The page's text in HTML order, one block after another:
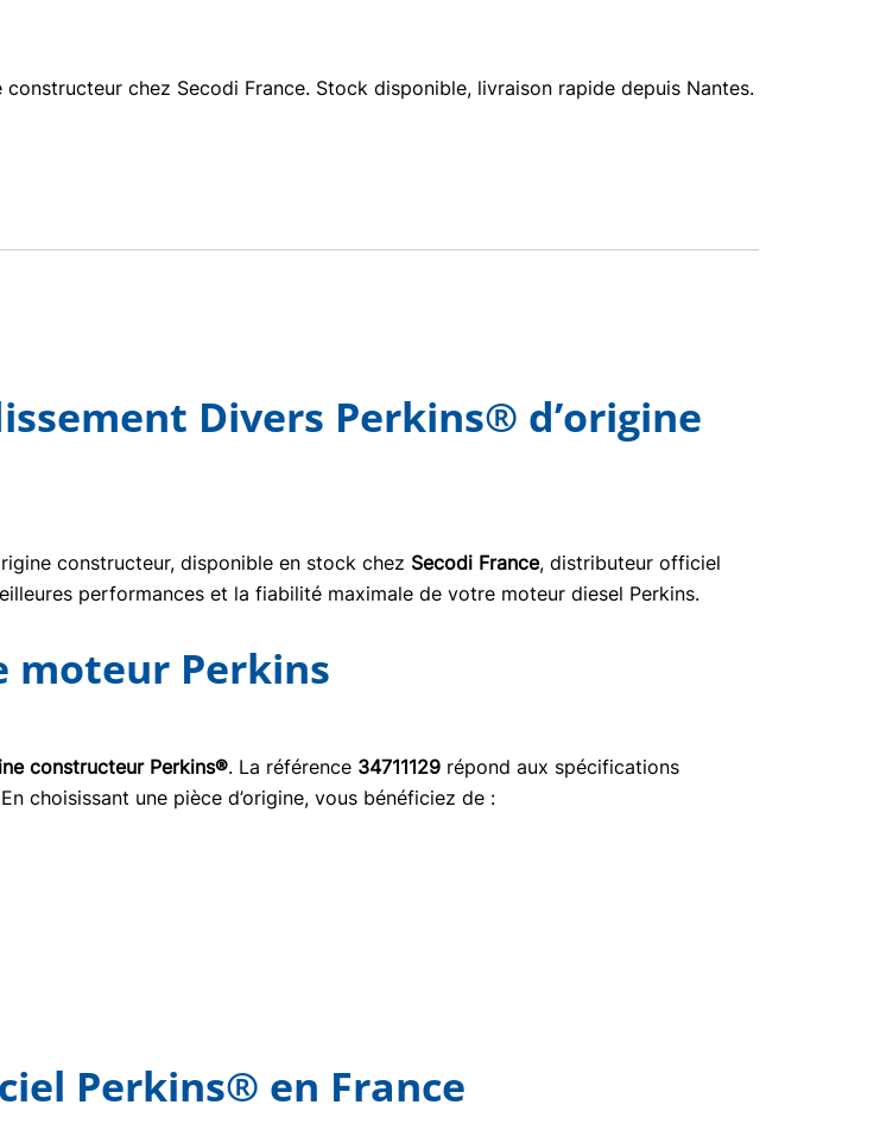
chez Secodi France. Stock disponible, livraison rapide depuis Nantes.
Divers Perkins® d’origine
constructeur, disponible en stock chez Secodi France, distributeur officiel
performances et la fiabilité maximale de votre moteur diesel Perkins.
moteur Perkins
constructeur Perkins®. La référence 34711129 répond aux spécifications
choisissant une pièce d’origine, vous bénéficiez de :
Perkins® en France